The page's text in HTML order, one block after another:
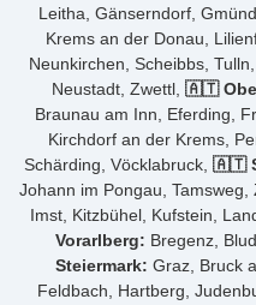
Leitha, Gänserndorf,
Krems an der Donau,
Neunkirchen, Scheibbs,
Neustadt, Zwettl, 🇦🇹
Braunau am Inn, Eferding,
Kirchdorf an der Krems,
Schärding, Vöcklabruck, 🇦🇹
Johann im Pongau, Tamsweg,
Imst, Kitzbühel, Kufstein,
Vorarlberg: Bregenz,
Steiermark: Graz, Bruck
Feldbach, Hartberg,